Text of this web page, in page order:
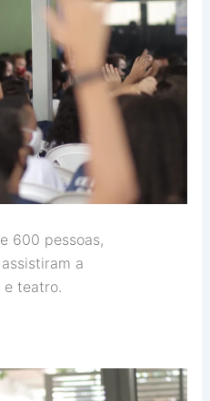
600 pessoas,
a
e teatro.